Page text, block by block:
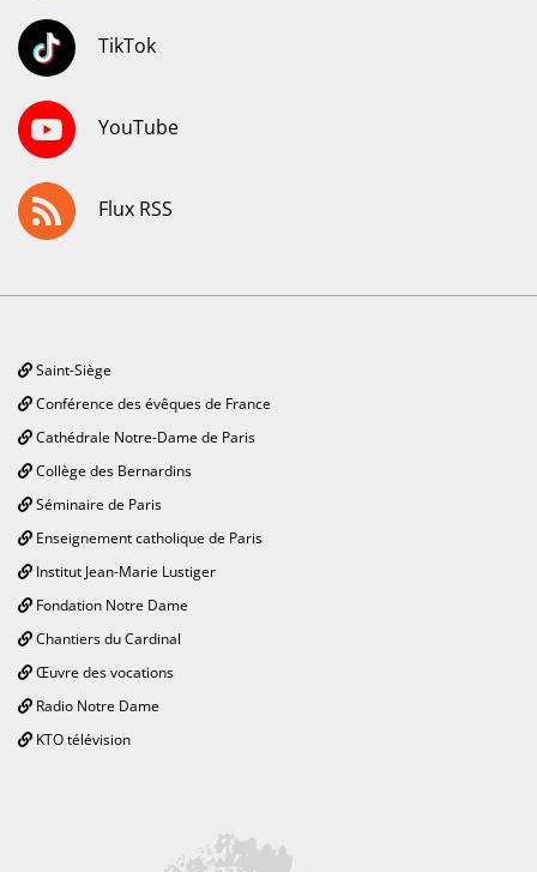
TikTok
YouTube
Flux RSS
Saint-Siège
Conférence des évêques de France
Cathédrale Notre-Dame de Paris
Collège des Bernardins
Séminaire de Paris
Enseignement catholique de Paris
Institut Jean-Marie Lustiger
Fondation Notre Dame
Chantiers du Cardinal
Œuvre des vocations
Radio Notre Dame
KTO télévision